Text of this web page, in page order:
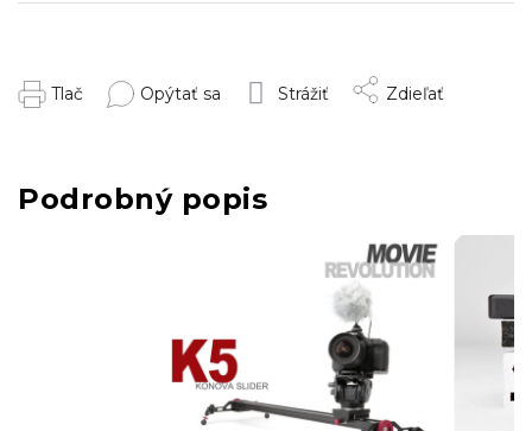
Tlač Opýtať sa Strážiť Zdieľať
Podrobný popis